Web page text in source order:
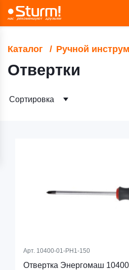
Каталог Ручной
Отвертки
Сортировка
Арт. 10400-01-PH1-150
Отвертка Энергомаш